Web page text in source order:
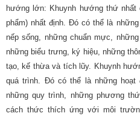
hướng lớn: Khuynh hướng thứ
phẩm) nhất định. Đó có thể là
nếp sống, những chuẩn mực,
những biểu trưng, ký hiệu, những
tạo, kế thừa và tích lũy. Khuynh
quá trình. Đó có thể là những hoạt
những quy trình, những phương
cách thức thích ứng với môi